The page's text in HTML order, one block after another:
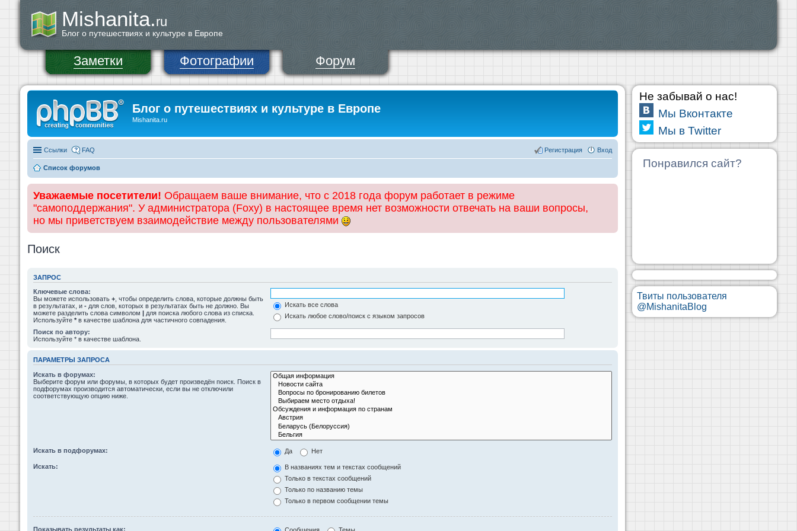
Mishanita.ru
Блог о путешествиях и культуре в Европе
Заметки Фотографии Форум
Блог о путешествиях и культуре в Европе
Mishanita.ru
Ссылки FAQ Вход
Регистрация
Список форумов
Уважаемые посетители! Обращаем ваше внимание, что с 2018 года форум работает в режиме
"самоподдержания". У администратора (Foxy) в настоящее время нет возможности отвечать на ваши вопросы,
но мы приветствуем взаимодействие между пользователями
Поиск
ЗАПРОС
Ключевые слова:
Вы можете использовать + , чтобы определить слова, которые должны быть
в результатах, и - для слов, которых в результатах быть не должно. Вы
можете разделить слова символом | для поиска любого слова из списка.
Используйте * в качестве шаблона для частичного совпадения.
Искать все слова
Искать любое слово/поиск с языком запросов
Поиск по автору:
Используйте * в качестве шаблона.
ПАРАМЕТРЫ ЗАПРОСА
Искать в форумах:
Выберите форум или форумы, в которых будет произведён поиск. Поиск в
подфорумах производится автоматически, если вы не отключили
соответствующую опцию ниже.
Искать в подфорумах: Да Нет
Искать:
В названиях тем и текстах сообщений
Только в текстах сообщений
Только по названию темы
Только в первом сообщении темы
Показывать результаты как:
Не забывай о нас!
Мы Вконтакте
Мы в Twitter
Понравился сайт?
Твиты пользователя
@MishanitaBlog